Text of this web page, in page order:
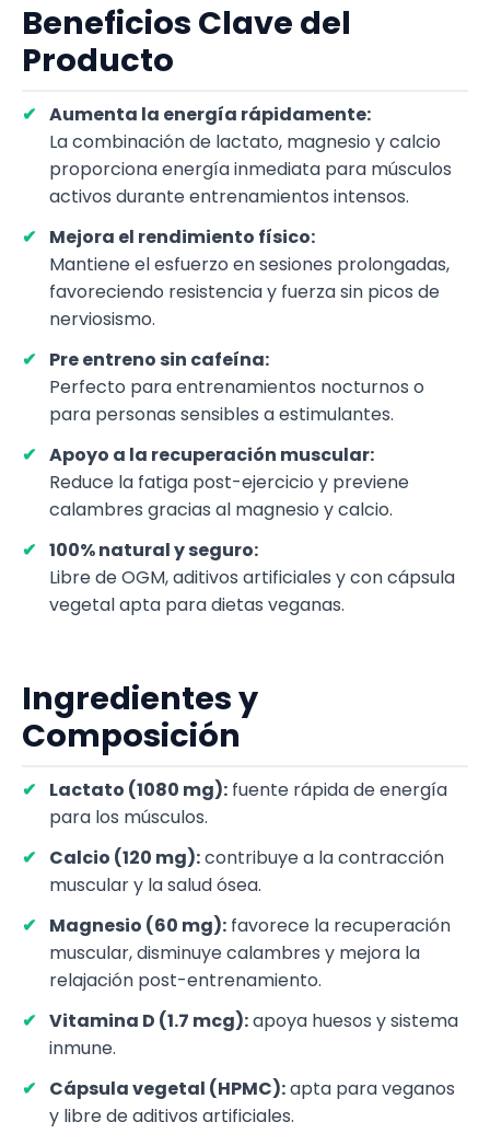
Beneficios Clave del
Producto
Aumenta la energía rápidamente:
La combinación de lactato, magnesio y calcio
proporciona energía inmediata para músculos
activos durante entrenamientos intensos.
Mejora el rendimiento físico:
Mantiene el esfuerzo en sesiones prolongadas,
favoreciendo resistencia y fuerza sin picos de
nerviosismo.
Pre entreno sin cafeína:
Perfecto para entrenamientos nocturnos o
para personas sensibles a estimulantes.
Apoyo a la recuperación muscular:
Reduce la fatiga post-ejercicio y previene
calambres gracias al magnesio y calcio.
100% natural y seguro:
Libre de OGM, aditivos artificiales y con cápsula
vegetal apta para dietas veganas.
Ingredientes y
Composición
Lactato (1080 mg): fuente rápida de energía
para los músculos.
Calcio (120 mg):contribuye a la contracción
muscular y la salud ósea.
Magnesio (60 mg): favorece la recuperación
muscular, disminuye calambres y mejora la
relajación post-entrenamiento.
Vitamina D (1.7 mcg):apoya huesos y sistema
inmune.
Cápsula vegetal (HPMC):apta para veganos
y libre de aditivos artificiales.